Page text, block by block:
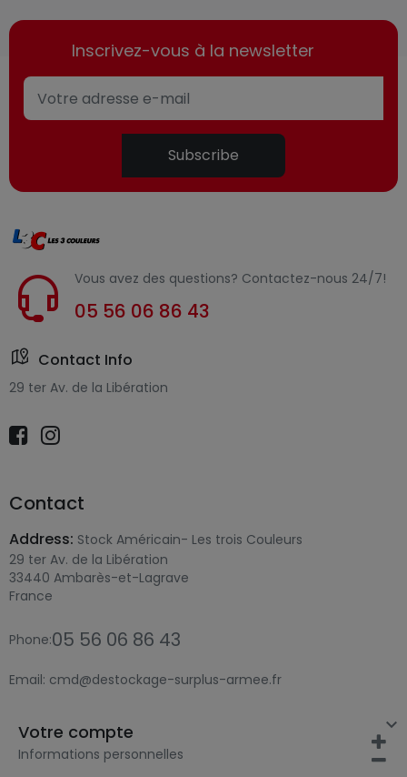
Inscrivez-vous à la newsletter
Subscribe
Vous avez des questions? Contactez-nous 24/7!
05 56 06 86 43
Contact Info
29 ter Av. de la Libération
Contact
Address: Stock Américain- Les trois Couleurs
29 ter Av. de la Libération
33440 Ambarès-et-Lagrave
France
Phone:05 56 06 86 43
Email: cmd@destockage-surplus-armee.fr

Votre compte
Informations personnelles